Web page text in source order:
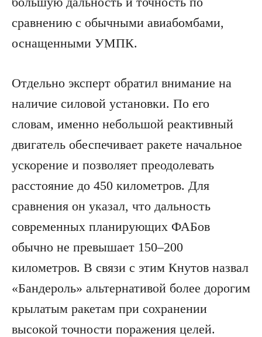
сравнению с обычными авиабомбами,
оснащенными УМПК.
Отдельно эксперт обратил внимание на
наличие силовой установки. По его
словам, именно небольшой реактивный
двигатель обеспечивает ракете начальное
ускорение и позволяет преодолевать
расстояние до 450 километров. Для
сравнения он указал, что дальность
современных планирующих ФАБов
обычно не превышает 150–200
километров. В связи с этим Кнутов назвал
«Бандероль» альтернативой более дорогим
крылатым ракетам при сохранении
высокой точности поражения целей.